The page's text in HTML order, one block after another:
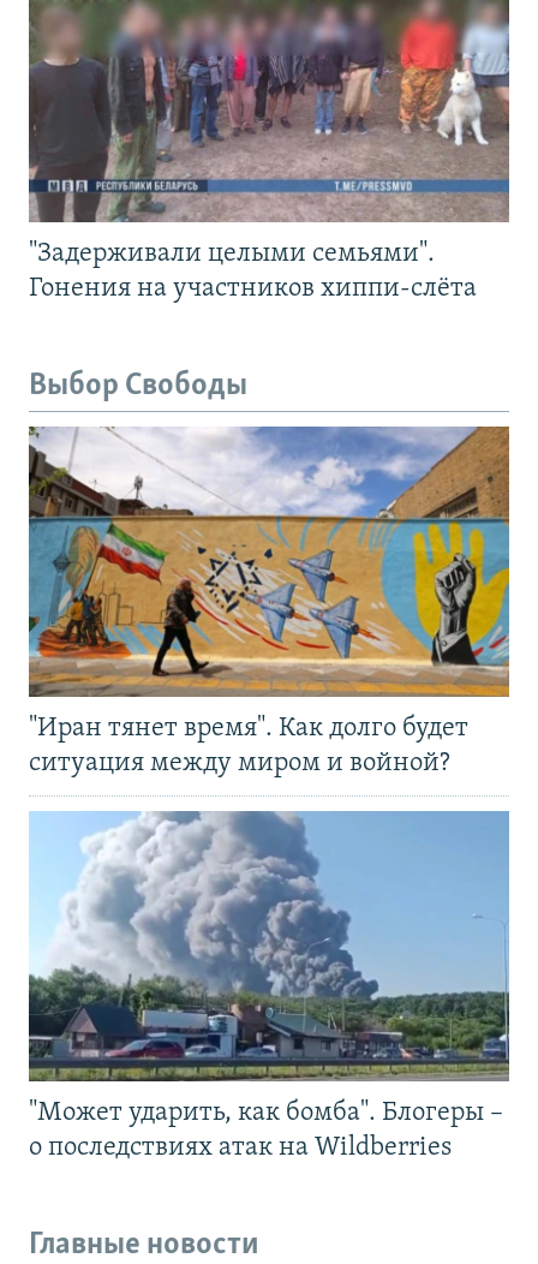
"Задерживали целыми семьями".
Гонения на участников хиппи-слёта
Выбор Свободы
"Иран тянет время". Как долго будет
ситуация между миром и войной?
"Может ударить, как бомба". Блогеры –
о последствиях атак на Wildberries
Главные новости